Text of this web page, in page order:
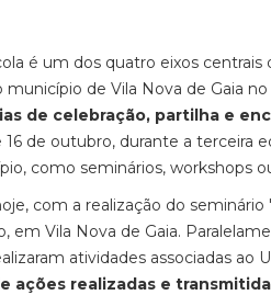
é um dos quatro eixos
de Vila Nova de Gaia
de celebração, partilha e
de outubro, durante a terceira
como seminários, workshops
com a realização do seminário
Vila Nova de Gaia.
atividades associadas ao
ações realizadas e